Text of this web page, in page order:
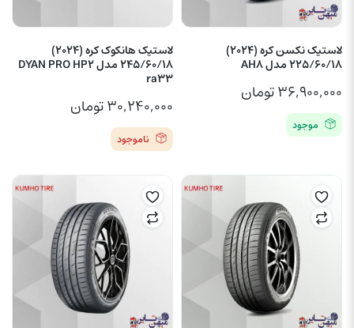
لاستیک نکسن کره (2024)
225/60/18 مدل AH8
۳۶,۹۰۰,۰۰۰تومان
موجود
لاستیک هانکوک کره (2024)
245/60/18 مدل DYAN PRO HP2
ra33
۳۰,۲۴۰,۰۰۰تومان
ناموجود